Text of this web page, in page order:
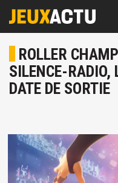
ROLLER
SILENCE-RADIO,
DATE DE SORTIE